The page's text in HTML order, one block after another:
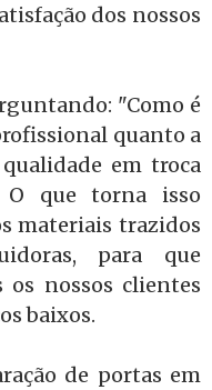
dos nossos
"Como é
quanto a
em troca
O que torna isso
materiais trazidos
para que
os nossos clientes
baixos.
de portas em